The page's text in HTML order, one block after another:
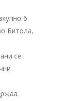
6
Битола,
се